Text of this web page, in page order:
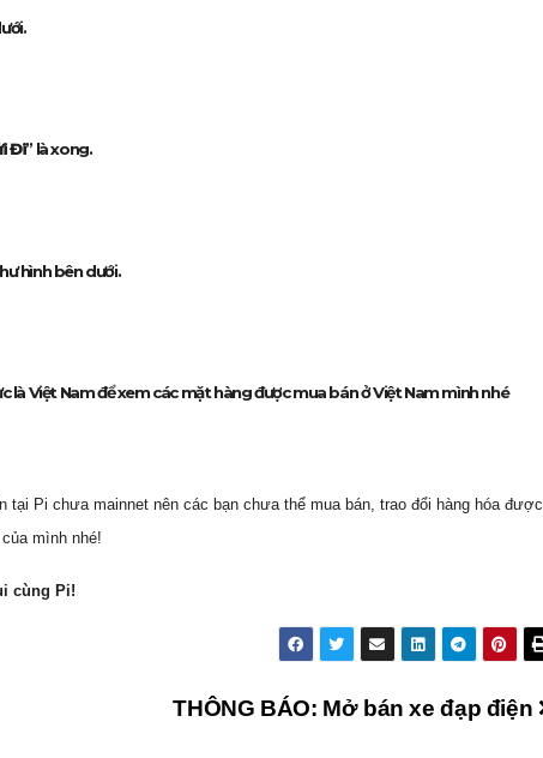
Đi” là xong.
hình bên dưới.
là Việt Nam để xem các mặt hàng được mua bán ở Việt Nam mình nhé
tại Pi chưa mainnet nên các bạn chưa thể mua bán, trao đổi hàng hóa được.
mình nhé!
cùng Pi!
THÔNG BÁO: Mở bán xe đạp điện